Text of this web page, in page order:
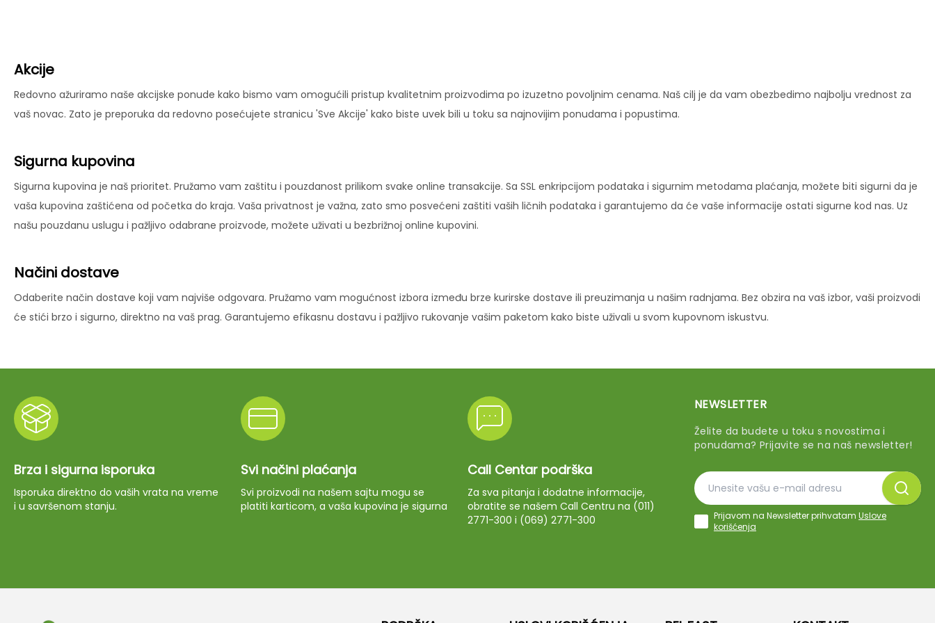
Akcije
Redovno ažuriramo naše akcijske ponude kako bismo vam omogućili pristup kvalitetnim proizvodima po izuzetno povoljnim cenama. Naš cilj je da vam obezbedimo najbolju vrednost za
vaš novac. Zato je preporuka da redovno posećujete stranicu 'Sve Akcije' kako biste uvek bili u toku sa najnovijim ponudama i popustima.
Sigurna kupovina
Sigurna kupovina je naš prioritet. Pružamo vam zaštitu i pouzdanost prilikom svake online transakcije. Sa SSL enkripcijom podataka i sigurnim metodama plaćanja, možete biti sigurni da je
vaša kupovina zaštićena od početka do kraja. Vaša privatnost je važna, zato smo posvećeni zaštiti vaših ličnih podataka i garantujemo da će vaše informacije ostati sigurne kod nas. Uz
našu pouzdanu uslugu i pažljivo odabrane proizvode, možete uživati u bezbrižnoj online kupovini.
Načini dostave
Odaberite način dostave koji vam najviše odgovara. Pružamo vam mogućnost izbora između brze kurirske dostave ili preuzimanja u našim radnjama. Bez obzira na vaš izbor, vaši proizvodi
će stići brzo i sigurno, direktno na vaš prag. Garantujemo efikasnu dostavu i pažljivo rukovanje vašim paketom kako biste uživali u svom kupovnom iskustvu.
Brza i sigurna isporuka
Isporuka direktno do vaših vrata na vreme
i u savršenom stanju.
Svi načini plaćanja
Svi proizvodi na našem sajtu mogu se
platiti karticom, a vaša kupovina je sigurna
Call Centar podrška
Za sva pitanja i dodatne informacije,
obratite se našem Call Centru na (011)
2771-300 i (069) 2771-300
NEWSLETTER
Želite da budete u toku s novostima i
ponudama? Prijavite se na naš newsletter!
Prijavom na Newsletter prihvatam Uslove
korišćenja